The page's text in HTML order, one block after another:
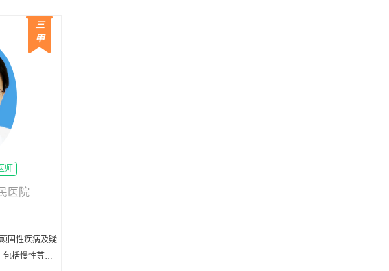
擅长敏感肌等
面部年轻化的
师
医院
固性疾病及疑
包括慢性荨麻
三
甲